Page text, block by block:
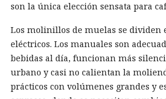
son la única elección sensata para
Los molinillos de muelas se dividen
eléctricos. Los manuales son
bebidas al día, funcionan más
urbano y casi no calientan la
prácticos con volúmenes grandes y